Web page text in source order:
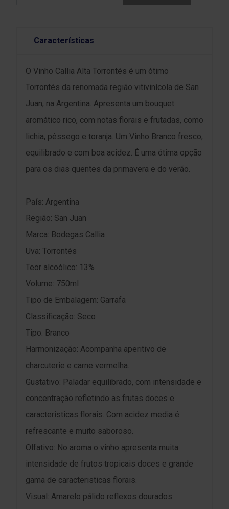
Características
O Vinho Callia Alta Torrontés é um ótimo
Torrontés da renomada região vitivinícola de San
Juan, na Argentina. Apresenta um bouquet
aromático rico, com notas florais e frutadas, como
lichia, pêssego e toranja. Um Vinho Branco fresco,
equilibrado e com boa acidez. É uma ótima opção
para os dias quentes da primavera e do verão.
País: Argentina
Região: San Juan
Marca: Bodegas Callia
Uva: Torrontés
Teor alcoólico: 13%
Volume: 750ml
Tipo de Embalagem: Garrafa
Classificação: Seco
Tipo: Branco
Harmonização: Acompanha aperitivo de
charcuterie e carne vermelha.
Gustativo: Paladar equilibrado, com intensidade e
concentração refletindo as frutas doces e
caracteristicas florais. Com acidez media é
refrescante e muito saboroso.
Olfativo: No aroma o vinho apresenta muita
intensidade de frutos tropicais doces e grande
gama de caracteristicas florais.
Visual: Amarelo pálido reflexos dourados.